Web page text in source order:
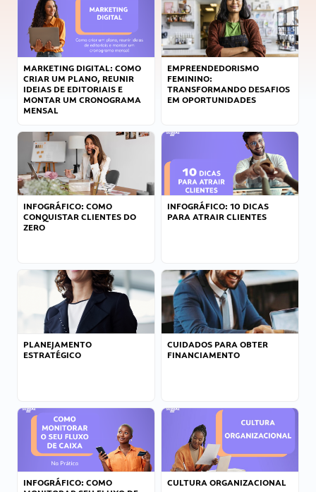
MARKETING DIGITAL: COMO
CRIAR UM PLANO, REUNIR
IDEIAS DE EDITORIAIS E
MONTAR UM CRONOGRAMA
MENSAL
EMPREENDEDORISMO
FEMININO:
TRANSFORMANDO DESAFIOS
EM OPORTUNIDADES
INFOGRÁFICO: COMO
CONQUISTAR CLIENTES DO
ZERO
INFOGRÁFICO: 10 DICAS
PARA ATRAIR CLIENTES
PLANEJAMENTO
ESTRATÉGICO
CUIDADOS PARA OBTER
FINANCIAMENTO
INFOGRÁFICO: COMO
CULTURA ORGANIZACIONAL